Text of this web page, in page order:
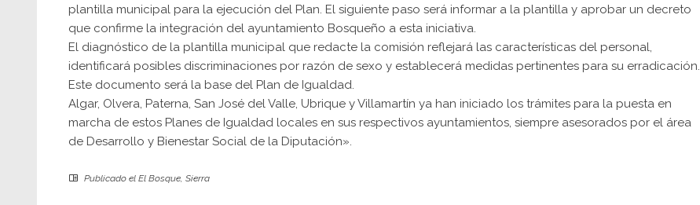
plantilla municipal para la ejecución del Plan. El siguiente paso será informar a la plantilla y aprobar un decreto
que confirme la integración del ayuntamiento Bosqueño a esta iniciativa.
El diagnóstico de la plantilla municipal que redacte la comisión reflejará las características del personal,
identificará posibles discriminaciones por razón de sexo y establecerá medidas pertinentes para su erradicación.
Este documento será la base del Plan de Igualdad.
Algar, Olvera, Paterna, San José del Valle, Ubrique y Villamartín ya han iniciado los trámites para la puesta en
marcha de estos Planes de Igualdad locales en sus respectivos ayuntamientos, siempre asesorados por el área
de Desarrollo y Bienestar Social de la Diputación».
Publicado el El Bosque, Sierra